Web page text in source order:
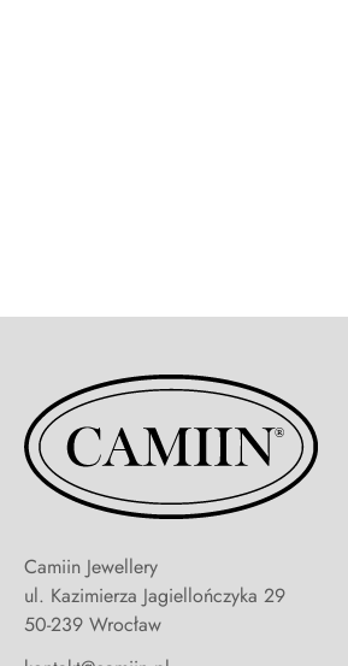
Camiin Jewellery
ul. Kazimierza Jagiellończyka 29
50-239 Wrocław